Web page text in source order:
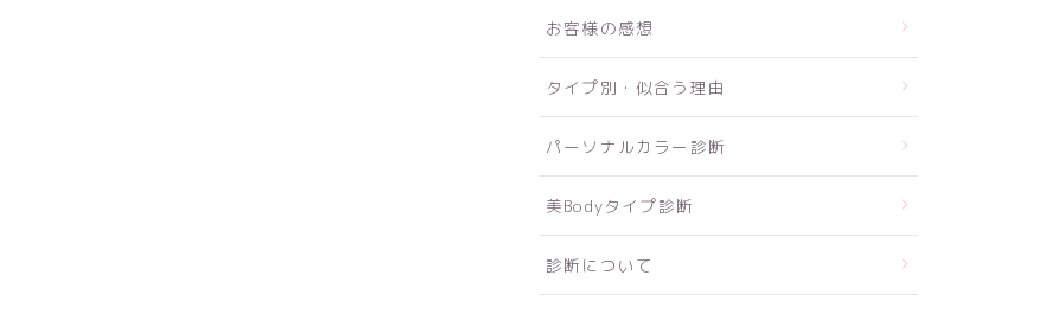
お客様の感想
タイプ別・似合う理由
パーソナルカラー診断
美Bodyタイプ診断
診断について